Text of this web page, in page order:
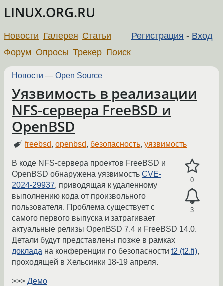
LINUX.ORG.RU
Регистрация - Вход
Новости Галерея Статьи
Форум Опросы Трекер Поиск
Новости — Open Source
Уязвимость в реализации
NFS-сервера FreeBSD и
OpenBSD
freebsd,openbsd, безопасность,уязвимость
0
3
В коде NFS-сервера проектов FreeBSD и
OpenBSD обнаружена уязвимость CVE-
2024-29937, приводящая к удаленному
выполнению кода от произвольного
пользователя. Проблема существует с
самого первого выпуска и затрагивает
актуальные релизы OpenBSD 7.4 и FreeBSD 14.0.
Детали будут представлены позже в рамках
доклада на конференции по безопасности t2 (t2.fi),
проходящей в Хельсинки 18-19 апреля.
>>> Демо